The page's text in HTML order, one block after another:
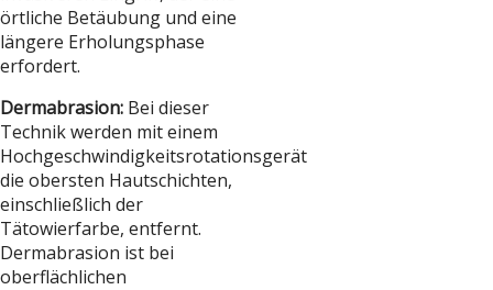
örtliche Betäubung und eine
längere Erholungsphase
erfordert.
Dermabrasion: Bei dieser
Technik werden mit einem
Hochgeschwindigkeitsrotationsgerät
die obersten Hautschichten,
einschließlich der
Tätowierfarbe, entfernt.
Dermabrasion ist bei
oberflächlichen